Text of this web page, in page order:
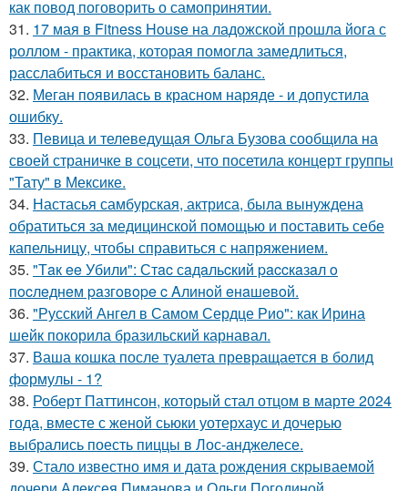
как повод поговорить о самопринятии.
31. 17 мая в Fitness House на ладожской прошла йога с
роллом - практика, которая помогла замедлиться,
расслабиться и восстановить баланс.
32. Меган появилась в красном наряде - и допустила
ошибку.
33. Певица и телеведущая Ольга Бузова сообщила на
своей страничке в соцсети, что посетила концерт группы
"Тату" в Мексике.
34. Настасья самбурская, актриса, была вынуждена
обратиться за медицинской помощью и поставить себе
капельницу, чтобы справиться с напряжением.
35. "Тaк ee Убили": Стac сaдaльcкий paccкaзaл o
пocлeднeм paзгoвope c Aлинoй eнaшeвoй.
36. "Русский Ангел в Самом Сердце Рио": как Ирина
шейк покорила бразильский карнавал.
37. Ваша кошка после туалета превращается в болид
формулы - 1?
38. Роберт Паттинсон, который стал отцом в марте 2024
года, вместе с женой сьюки уотерхаус и дочерью
выбрались поесть пиццы в Лос-анджелесе.
39. Стало известно имя и дата рождения скрываемой